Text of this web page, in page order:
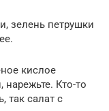
зелень петрушки
кислое
Кто-то
так салат с